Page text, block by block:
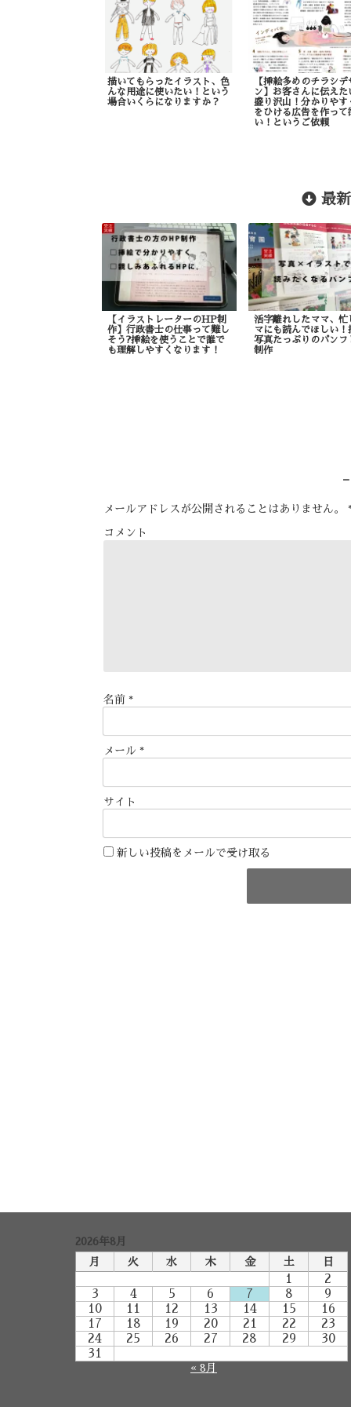
描いてもらったイラスト、色
んな用途に使いたい！という
場合いくらになりますか？
【挿絵多めのチラシデ
ン】お客さんに伝えた
盛り沢山！分かりやす
をひける広告を作って
い！というご依頼
最
【イラストレーターのHP制
作】行政書士の仕事って難し
そう?挿絵を使うことで誰で
も理解しやすくなります！
活字離れしたママ、忙
マにも読んでほしい！
写真たっぷりのパンフ
制作
メールアドレスが公開されることはありません。
コメント
名前 *
メール *
サイト
新しい投稿をメールで受け取る
2026年8月
月
火 水 木 金 土 日
1
2
3
4 5 6 7 8
9
10
11 12 13 14 15
16
17
18 19 20 21 22
23
24
25 26 27 28 29
30
31
« 8月